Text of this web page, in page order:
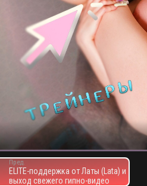
Пред.
ELITE-поддержка от Латы (Lata) и
выход свежего гипно-видео